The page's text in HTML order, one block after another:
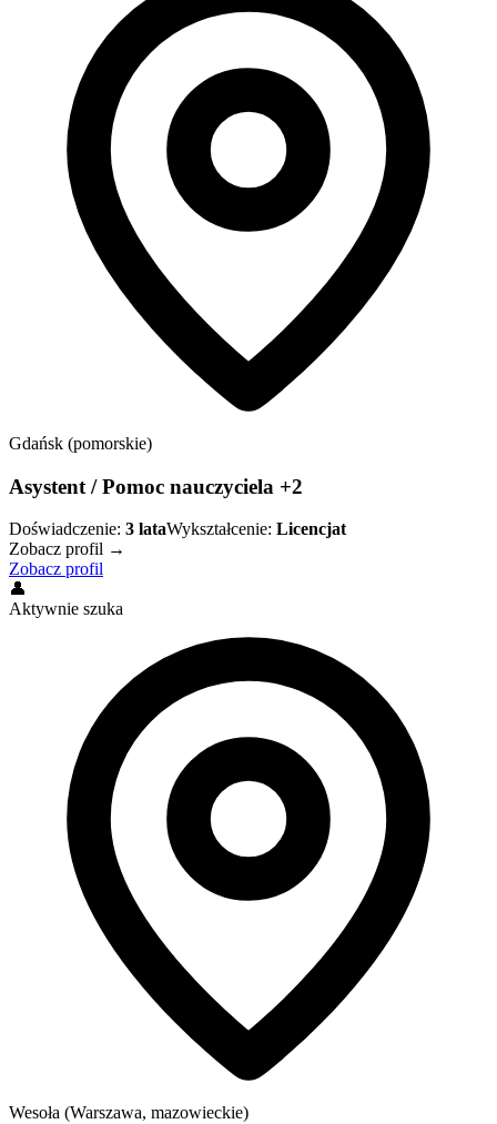
Gdańsk (pomorskie)
Asystent / Pomoc nauczyciela +2
Doświadczenie: 3 lataWykształcenie: Licencjat
Zobacz profil →
Zobacz profil
👤
Aktywnie szuka
Wesoła (Warszawa, mazowieckie)